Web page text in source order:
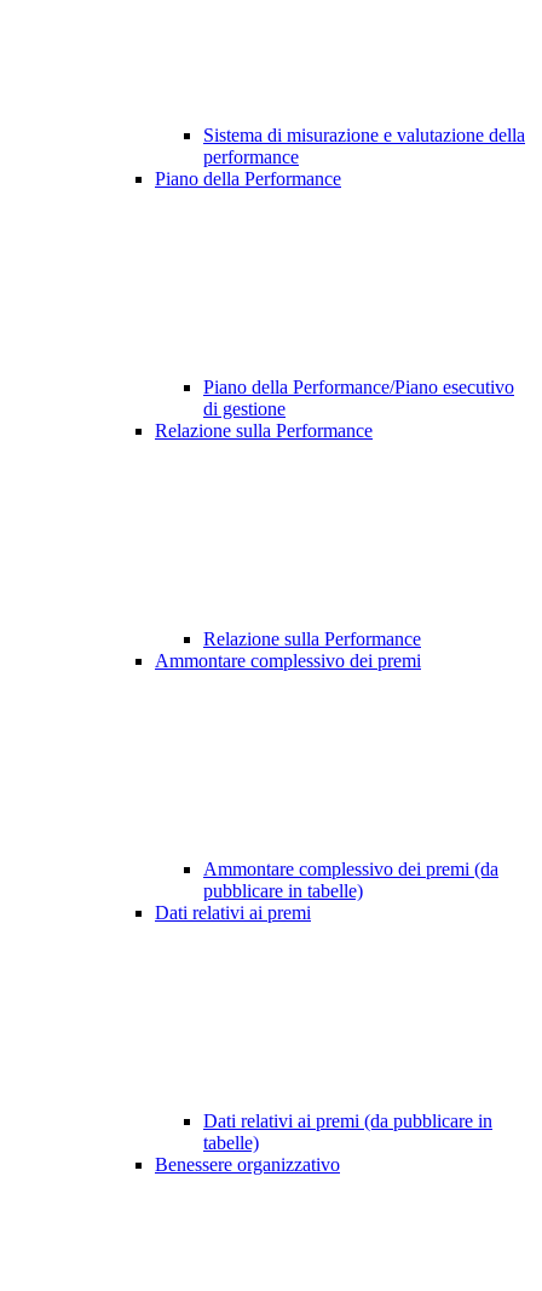
Sistema di misurazione e valutazione della
performance
Piano della Performance
Piano della Performance/Piano esecutivo
di gestione
Relazione sulla Performance
Relazione sulla Performance
Ammontare complessivo dei premi
Ammontare complessivo dei premi (da
pubblicare in tabelle)
Dati relativi ai premi
Dati relativi ai premi (da pubblicare in
tabelle)
Benessere organizzativo